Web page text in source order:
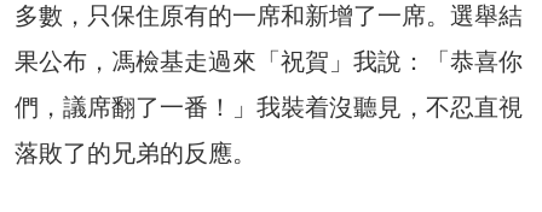
多數，只保住原有的一席和新增了一席。選舉結
果公布，馮檢基走過來「祝賀」我說：「恭喜你
們，議席翻了一番！」我裝着沒聽見，不忍直視
落敗了的兄弟的反應。